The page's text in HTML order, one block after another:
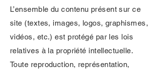
L’ensemble du contenu présent sur ce
site (textes, images, logos, graphismes,
vidéos, etc.) est protégé par les lois
relatives à la propriété intellectuelle.
Toute reproduction, représentation,